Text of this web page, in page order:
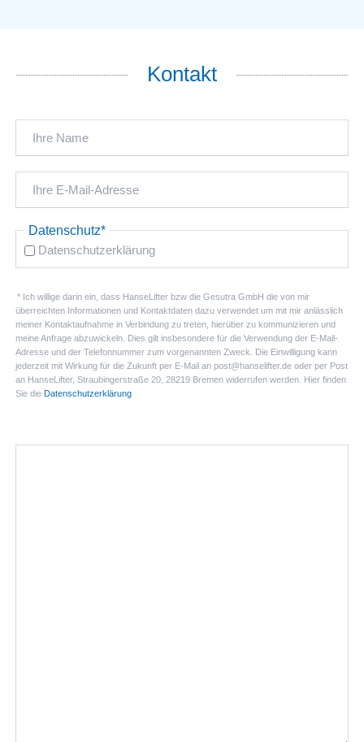
Kontakt
Pflichtfeld
Datenschutz*
Datenschutzerklärung
* Ich willige darin ein, dass HanseLifter bzw die Gesutra GmbH die von mir
überreichten Informationen und Kontaktdaten dazu verwendet um mit mir anlässlich
meiner Kontaktaufnahme in Verbindung zu treten, hierüber zu kommunizieren und
meine Anfrage abzuwickeln. Dies gilt insbesondere für die Verwendung der E-Mail-
Adresse und der Telefonnummer zum vorgenannten Zweck. Die Einwilligung kann
jederzeit mit Wirkung für die Zukunft per E-Mail an post@hanselifter.de oder per Post
an HanseLifter, Straubingerstraße 20, 28219 Bremen widerrufen werden. Hier finden
Sie die Datenschutzerklärung